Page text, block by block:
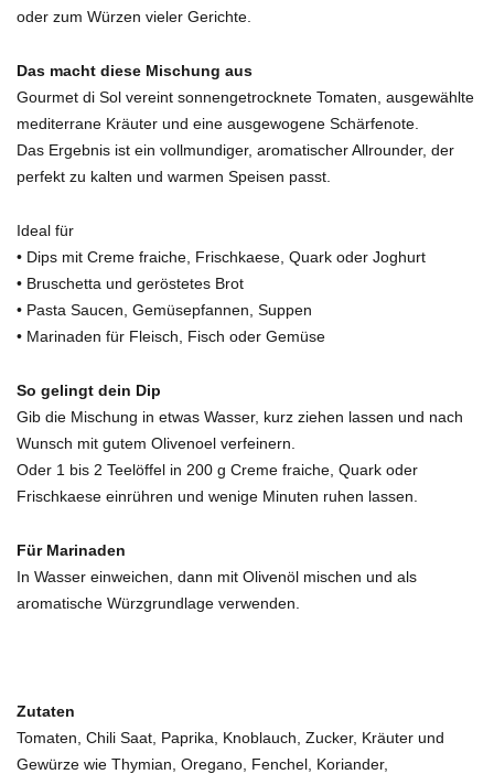
oder zum Würzen vieler Gerichte.
Das macht diese Mischung aus
Gourmet di Sol vereint sonnengetrocknete Tomaten, ausgewählte
mediterrane Kräuter und eine ausgewogene Schärfenote.
Das Ergebnis ist ein vollmundiger, aromatischer Allrounder, der
perfekt zu kalten und warmen Speisen passt.
Ideal für
• Dips mit Creme fraiche, Frischkaese, Quark oder Joghurt
• Bruschetta und geröstetes Brot
• Pasta Saucen, Gemüsepfannen, Suppen
• Marinaden für Fleisch, Fisch oder Gemüse
So gelingt dein Dip
Gib die Mischung in etwas Wasser, kurz ziehen lassen und nach
Wunsch mit gutem Olivenoel verfeinern.
Oder 1 bis 2 Teelöffel in 200 g Creme fraiche, Quark oder
Frischkaese einrühren und wenige Minuten ruhen lassen.
Für Marinaden
In Wasser einweichen, dann mit Olivenöl mischen und als
aromatische Würzgrundlage verwenden.
Zutaten
Tomaten, Chili Saat, Paprika, Knoblauch, Zucker, Kräuter und
Gewürze wie Thymian, Oregano, Fenchel, Koriander,